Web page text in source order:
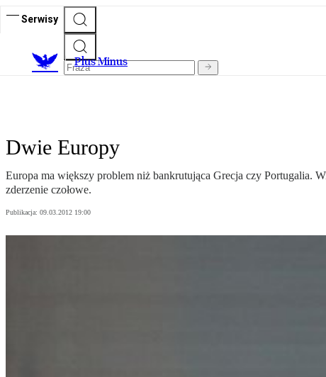
Serwisy
Plus Minus
Dwie Europy
Europa ma większy problem niż bankrutująca Grecja czy Portugalia.
zderzenie czołowe.
Publikacja: 09.03.2012 19:00